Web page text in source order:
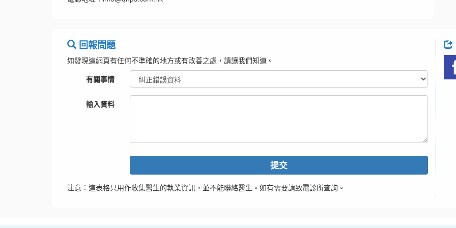
回報問題
如發現這網頁有任何不準確的地方或有改善之處，請讓我們知道。
有關事情
輸入資料
提交
注意：這表格只用作收集醫生的執業資訊，並不能聯絡醫生。如有需要請致電診所查詢。